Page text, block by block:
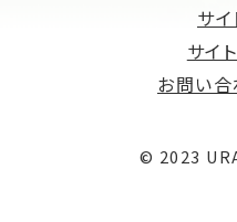
サイ
サイ
お問い合
© 2023